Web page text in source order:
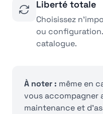
Liberté totale
Choisissez
ou
catalogue.
À noter : même en
vous accompagner
maintenance et